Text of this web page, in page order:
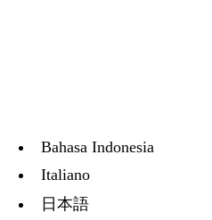
Bahasa Indonesia
Italiano
日本語